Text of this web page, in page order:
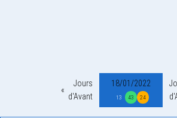
Jours
d'Avant
18/01/2022
13 43 24